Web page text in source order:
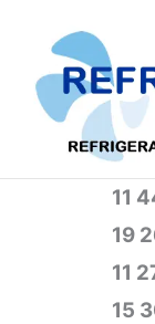
conteúdo
11
19
11
15